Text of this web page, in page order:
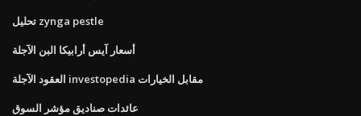
تحليل zynga pestle
أسعار آيس أرابيكا البن الآجلة
العقود الآجلة investopedia مقابل الخيارات
عائدات صناديق مؤشر السوق